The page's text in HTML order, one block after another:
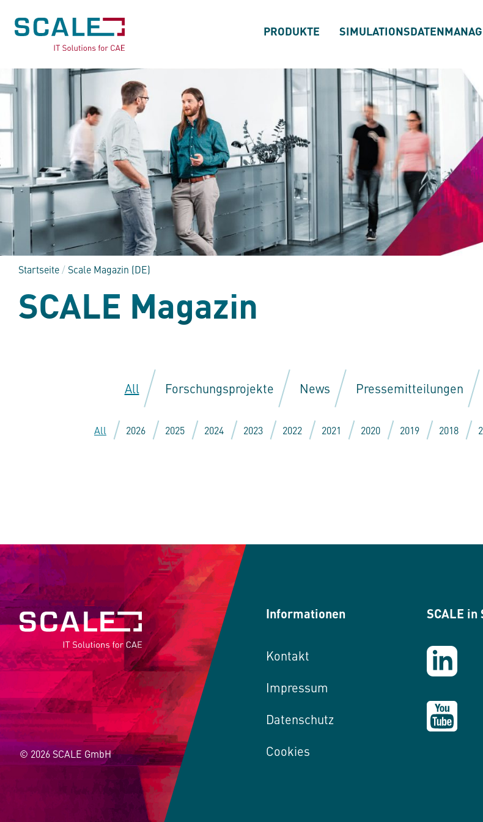
PRODUKTE
Startseite/ Scale Magazin (DE)
SCALE Magazin
Forschungsprojekte News Pressemitteilungen
All
2018
2019
2020
2021
2022
2023
2024
2025
2026
All
© 2026 SCALE GmbH
Informationen
Kontakt
Impressum
Datenschutz
Cookies
SCALE